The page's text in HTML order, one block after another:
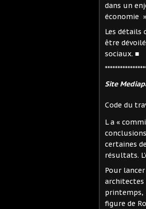
dans un
économie
Les détails
être
sociaux. ■
Site
Code du
L a «
certaines
résultats.
Pour
printemps,
figure de